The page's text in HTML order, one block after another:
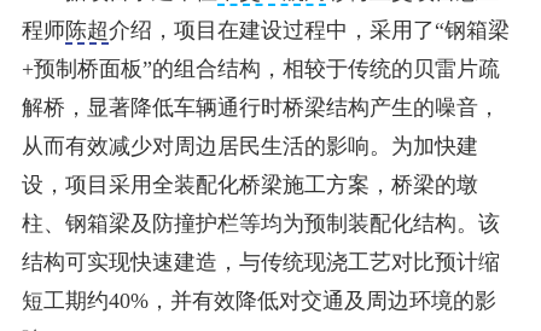
程师 陈超介绍，项目在建设过程中，采用了“钢箱梁
+预制桥面板”的组合结构，相较于传统的贝雷片疏
解桥，显著降低车辆通行时桥梁结构产生的噪音，
从而有效减少对周边居民生活的影响。为加快建
设，项目采用全装配化桥梁施工方案，桥梁的墩
柱、钢箱梁及防撞护栏等均为预制装配化结构。该
结构可实现快速建造，与传统现浇工艺对比预计缩
短工期约40%，并有效降低对交通及周边环境的影